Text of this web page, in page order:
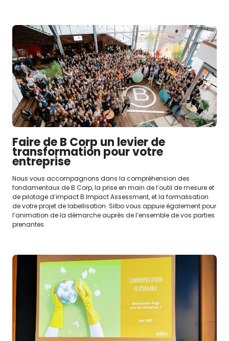
Faire de B Corp un levier de
transformation pour votre
entreprise
Nous vous accompagnons dans la compréhension des
fondamentaux de B Corp, la prise en main de l’outil de mesure et
de pilotage d’impact B Impact Assessment, et la formalisation
de votre projet de labellisation. Silbo vous appuie également pour
l’animation de la démarche auprès de l’ensemble de vos parties
prenantes.